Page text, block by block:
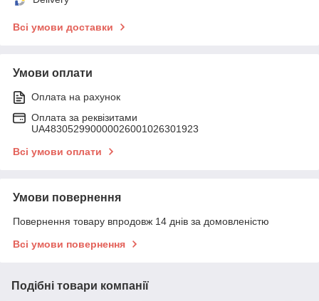
Всі умови доставки
Умови оплати
Оплата на рахунок
Оплата за реквізитами
UA483052990000026001026301923
Всі умови оплати
Умови повернення
Повернення товару впродовж 14 днів за домовленістю
Всі умови повернення
Подібні товари компанії